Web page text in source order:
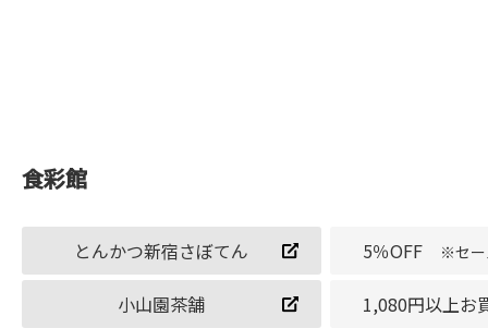
食彩館
とんかつ新宿さぼてん 5％OFF ※セー
小山園茶舗 1,080円以上お